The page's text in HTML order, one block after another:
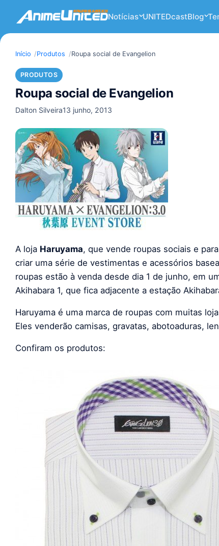
Notícias UNITEDcastBlog
Início Produtos Roupa social de Evangelion
PRODUTOS
Roupa social de Evangelion
Dalton Silveira13 junho, 2013
A loja Haruyama, que vende roupas sociais e
criar uma série de vestimentas e acessórios
roupas estão à venda desde dia 1 de junho, em
Akihabara 1, que fica adjacente a estação
Haruyama é uma marca de roupas com muitas
Eles venderão camisas, gravatas, abotoaduras,
Confiram os produtos: